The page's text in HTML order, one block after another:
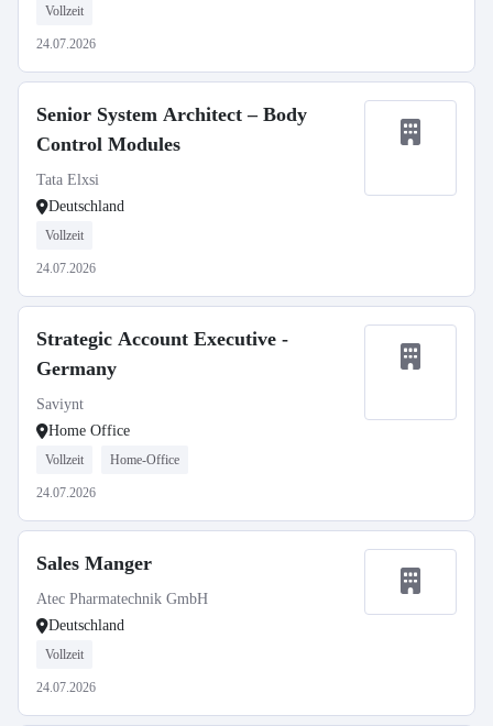
Vollzeit
24.07.2026
Senior System Architect – Body
Control Modules
Tata Elxsi
Deutschland
Vollzeit
24.07.2026
Strategic Account Executive -
Germany
Saviynt
Home Office
Vollzeit Home-Office
24.07.2026
Sales Manger
Atec Pharmatechnik GmbH
Deutschland
Vollzeit
24.07.2026